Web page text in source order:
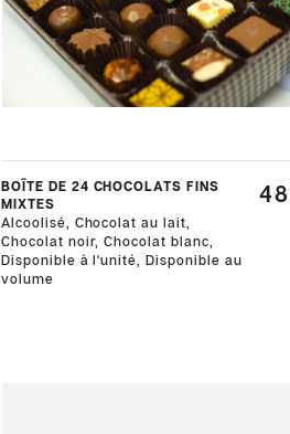
BOÎTE DE 24 CHOCOLATS FINS
MIXTES
Alcoolisé, Chocolat au lait,
Chocolat noir, Chocolat blanc,
Disponible à l'unité, Disponible au
volume
48